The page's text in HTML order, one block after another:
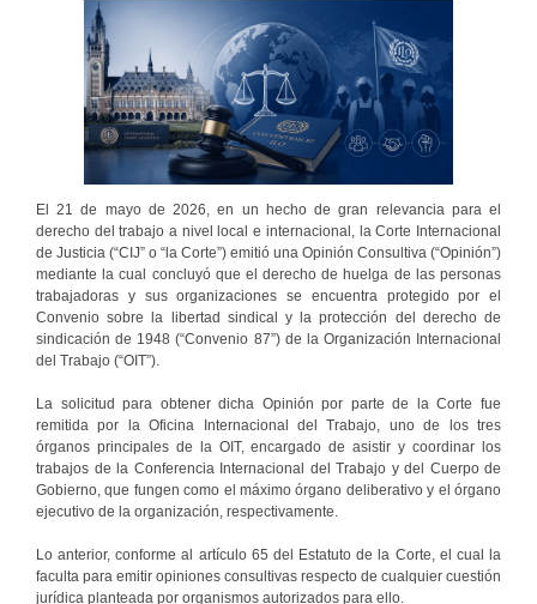
El 21 de mayo de 2026, en un hecho de gran relevancia para el
derecho del trabajo a nivel local e internacional, la Corte Internacional
de Justicia (“CIJ” o “la Corte”) emitió una Opinión Consultiva (“Opinión”)
mediante la cual concluyó que el derecho de huelga de las personas
trabajadoras y sus organizaciones se encuentra protegido por el
Convenio sobre la libertad sindical y la protección del derecho de
sindicación de 1948 (“Convenio 87”) de la Organización Internacional
del Trabajo (“OIT”).
La solicitud para obtener dicha Opinión por parte de la Corte fue
remitida por la Oficina Internacional del Trabajo, uno de los tres
órganos principales de la OIT, encargado de asistir y coordinar los
trabajos de la Conferencia Internacional del Trabajo y del Cuerpo de
Gobierno, que fungen como el máximo órgano deliberativo y el órgano
ejecutivo de la organización, respectivamente.
Lo anterior, conforme al artículo 65 del Estatuto de la Corte, el cual la
faculta para emitir opiniones consultivas respecto de cualquier cuestión
jurídica planteada por organismos autorizados para ello.